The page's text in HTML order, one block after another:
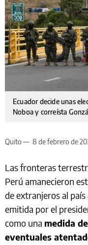
Ecuador decide unas
Noboa y correísta
Quito — 8 de febrero de
Las fronteras
Perú amanecieron
de extranjeros al
emitida por el
como una medida
eventuales